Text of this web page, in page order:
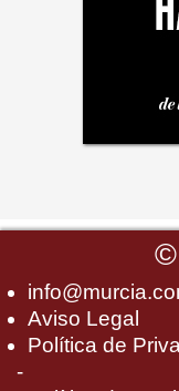
©
Aviso Legal
Política de
-